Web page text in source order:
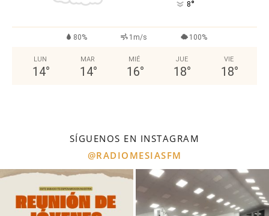
8°
80% 1m/s 100%
LUN
14°
MAR
14°
MIÉ
16°
JUE
18°
VIE
18°
SÍGUENOS EN INSTAGRAM
@RADIOMESIASFM